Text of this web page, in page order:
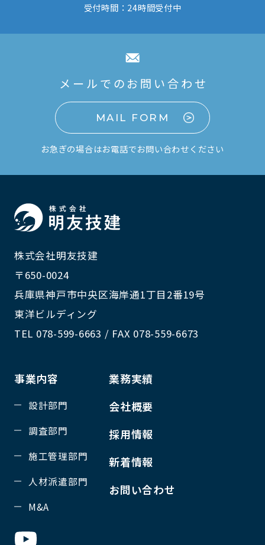
受付時間：24時間受付中
メールでのお問い合わせ
MAIL FORM
お急ぎの場合はお電話でお問い合わせください
株式会社明友技建
〒650-0024
兵庫県神戸市中央区海岸通1丁目2番19号
東洋ビルディング
TEL 078-599-6663 / FAX 078-559-6673
事業内容
設計部門
調査部門
施工管理部門
人材派遣部門
M&A
業務実績
会社概要
採用情報
新着情報
お問い合わせ